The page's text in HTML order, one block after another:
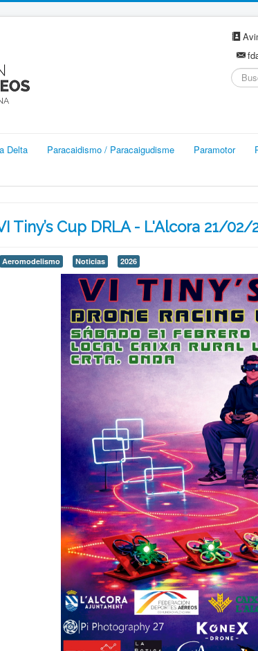
Delta Paracaidismo / Paracaigudisme Paramotor
Tiny’s Cup DRLA - L'Alcora 21/02/
Aeromodelismo Noticias 2026